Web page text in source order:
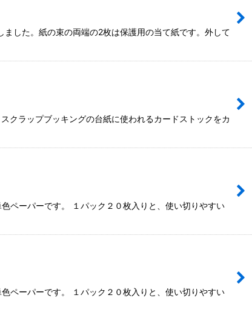
した。紙の束の両端の2枚は保護用の当て紙です。外して
ラップブッキングの台紙に使われるカードストックをカ
ペーパーです。 １パック２０枚入りと、使い切りやすい
ペーパーです。 １パック２０枚入りと、使い切りやすい